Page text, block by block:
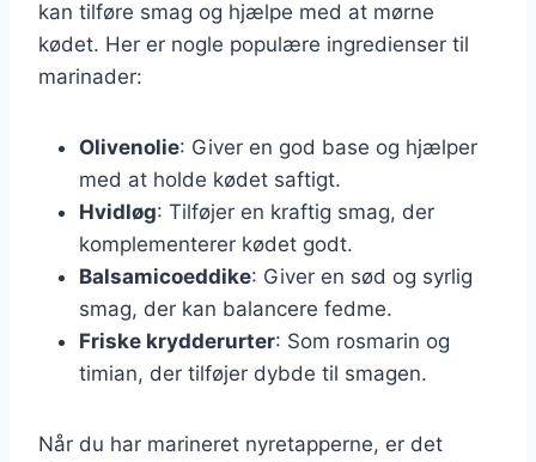
kan tilføre smag og hjælpe med at mørne
kødet. Her er nogle populære ingredienser til
marinader:
Olivenolie: Giver en god base og hjælper
med at holde kødet saftigt.
Hvidløg: Tilføjer en kraftig smag, der
komplementerer kødet godt.
Balsamicoeddike: Giver en sød og syrlig
smag, der kan balancere fedme.
Friske krydderurter: Som rosmarin og
timian, der tilføjer dybde til smagen.
Når du har marineret nyretapperne, er det